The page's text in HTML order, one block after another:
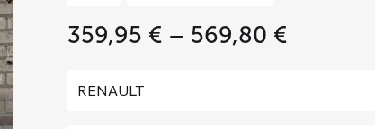
359,95 € – 569,80 €Price